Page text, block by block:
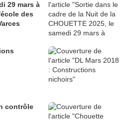
29 mars à
des
contrôle